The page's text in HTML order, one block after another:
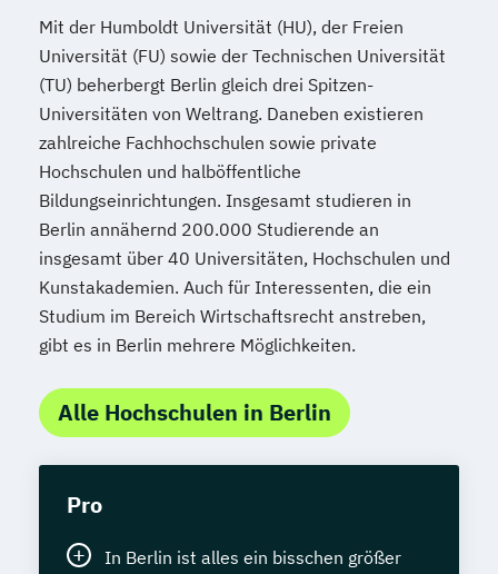
Mit der Humboldt Universität (HU), der Freien
Universität (FU) sowie der Technischen Universität
(TU) beherbergt Berlin gleich drei Spitzen-
Universitäten von Weltrang. Daneben existieren
zahlreiche Fachhochschulen sowie private
Hochschulen und halböffentliche
Bildungseinrichtungen. Insgesamt studieren in
Berlin annähernd 200.000 Studierende an
insgesamt über 40 Universitäten, Hochschulen und
Kunstakademien. Auch für Interessenten, die ein
Studium im Bereich Wirtschaftsrecht anstreben,
gibt es in Berlin mehrere Möglichkeiten.
Alle Hochschulen in Berlin
Pro
In Berlin ist alles ein bisschen größer